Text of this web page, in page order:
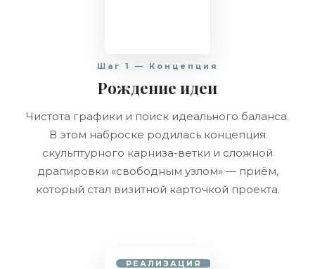
Шаг 1 — Концепция
Рождение идеи
Чистота графики и поиск идеального баланса.
В этом наброске родилась концепция
скульптурного карниза-ветки и сложной
драпировки «свободным узлом» — приём,
который стал визитной карточкой проекта.
РЕАЛИЗАЦИЯ